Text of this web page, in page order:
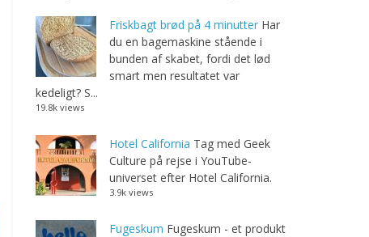
Friskbagt brød på 4 minutter Har
du en bagemaskine stående i
bunden af skabet, fordi det lød
smart men resultatet var
kedeligt? S...
19.8k views
Hotel California Tag med Geek
Culture på rejse i YouTube-
universet efter Hotel California.
3.9k views
Fugeskum Fugeskum - et produkt